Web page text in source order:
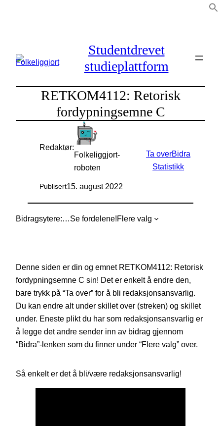
Studentdrevet
studieplattform
RETKOM4112: Retorisk
fordypningsemne C
Redaktør:
Folkeliggjort-
roboten
Publisert15. august 2022
Ta overBidra
Statistikk
Bidragsytere: Se fordelene!Flere valg
Denne siden er din og emnet RETKOM4112: Retorisk
fordypningsemne C sin! Det er enkelt å endre den,
bare trykk på “Ta over” for å bli redaksjonsansvarlig.
Du kan endre alt under skillet over (streken) og skillet
under. Eneste plikt du har som redaksjonsansvarlig er
å legge det andre sender inn av bidrag gjennom
“Bidra”-lenken som du finner under “Flere valg” over.
Så enkelt er det å bli/være redaksjonsansvarlig!